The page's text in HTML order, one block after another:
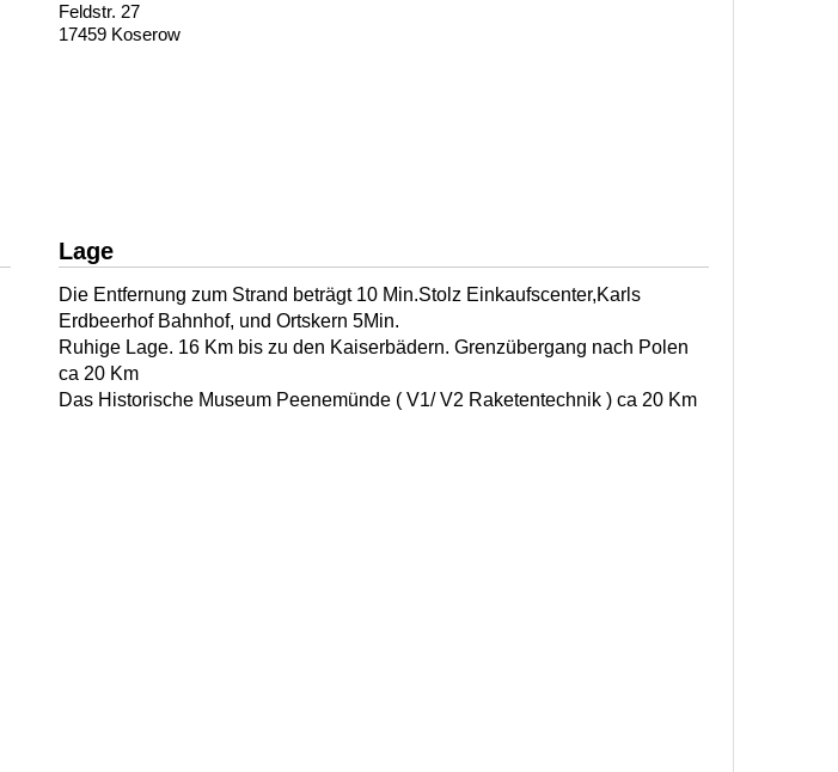
Feldstr. 27
17459 Koserow
Lage
Die Entfernung zum Strand beträgt 10 Min.Stolz Einkaufscenter,Karls
Erdbeerhof Bahnhof, und Ortskern 5Min.
Ruhige Lage. 16 Km bis zu den Kaiserbädern. Grenzübergang nach Polen
ca 20 Km
Das Historische Museum Peenemünde ( V1/ V2 Raketentechnik ) ca 20 Km